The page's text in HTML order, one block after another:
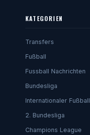
KATEGORIEN
Transfers
Fußball
Fussball Nachrichten
Bundesliga
Internationaler Fußball
2. Bundesliga
Champions League